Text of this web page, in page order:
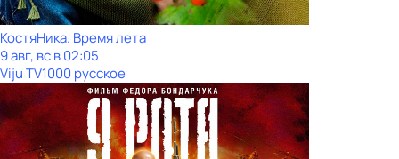
КостяНика. Время лета
9 авг, вс в 02:05
Viju TV1000 русское